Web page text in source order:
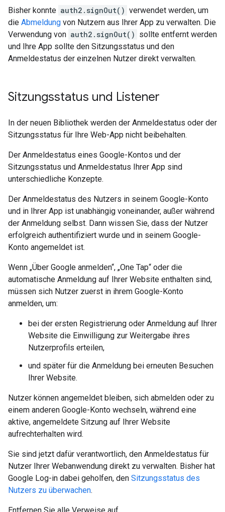
Bisher konnte auth2.signOut() verwendet werden, um
die Abmeldung von Nutzern aus Ihrer App zu verwalten. Die
Verwendung von auth2.signOut() sollte entfernt werden
und Ihre App sollte den Sitzungsstatus und den
Anmeldestatus der einzelnen Nutzer direkt verwalten.
Sitzungsstatus und Listener
In der neuen Bibliothek werden der Anmeldestatus oder der
Sitzungsstatus für Ihre Web-App nicht beibehalten.
Der Anmeldestatus eines Google-Kontos und der
Sitzungsstatus und Anmeldestatus Ihrer App sind
unterschiedliche Konzepte.
Der Anmeldestatus des Nutzers in seinem Google-Konto
und in Ihrer App ist unabhängig voneinander, außer während
der Anmeldung selbst. Dann wissen Sie, dass der Nutzer
erfolgreich authentifiziert wurde und in seinem Google-
Konto angemeldet ist.
Wenn „Über Google anmelden“, „One Tap“ oder die
automatische Anmeldung auf Ihrer Website enthalten sind,
müssen sich Nutzer zuerst in ihrem Google-Konto
anmelden, um:
bei der ersten Registrierung oder Anmeldung auf Ihrer
Website die Einwilligung zur Weitergabe ihres
Nutzerprofils erteilen,
und später für die Anmeldung bei erneuten Besuchen
Ihrer Website.
Nutzer können angemeldet bleiben, sich abmelden oder zu
einem anderen Google-Konto wechseln, während eine
aktive, angemeldete Sitzung auf Ihrer Website
aufrechterhalten wird.
Sie sind jetzt dafür verantwortlich, den Anmeldestatus für
Nutzer Ihrer Webanwendung direkt zu verwalten. Bisher hat
Google Log-in dabei geholfen, den Sitzungsstatus des
Nutzers zu überwachen.